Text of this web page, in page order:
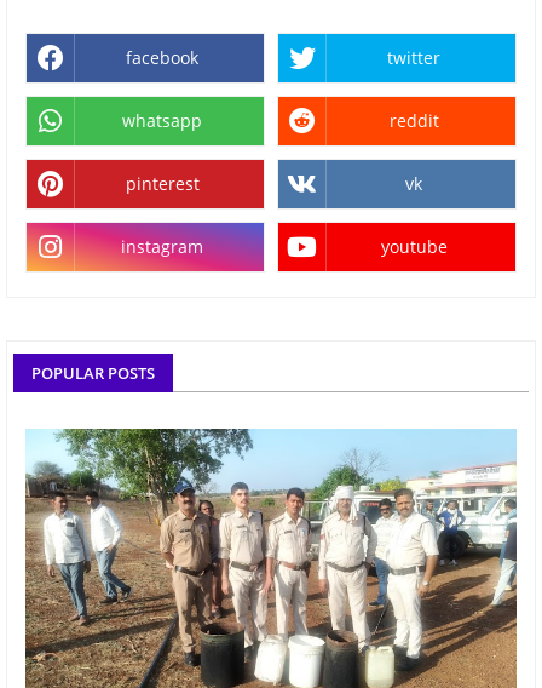
facebook twitter
whatsapp reddit
pinterest vk
instagram youtube
POPULAR POSTS